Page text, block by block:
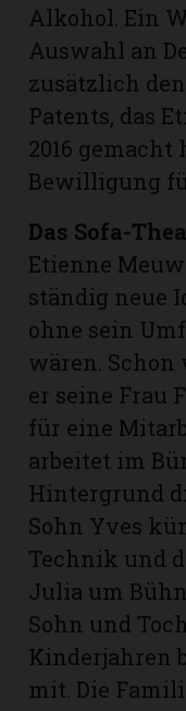
Alkohol. Ein
Auswahl an
zusätzlich
Patents, das
2016
Bewilligung
Das Sofa-
Etienne
ständig neue
ohne sein
wären.
er seine Frau
für eine
arbeitet im
Hintergrund
Sohn Yves
Technik und
Julia um
Sohn und
Kinderjahren
mit. Die